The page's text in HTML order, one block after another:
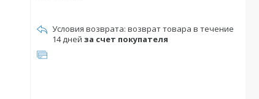
возврат товара в течение
14 дней за счет покупателя